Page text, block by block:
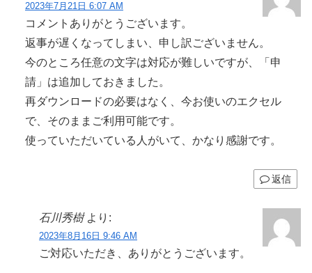
2023年7月21日 6:07 AM
コメントありがとうございます。
返事が遅くなってしまい、申し訳ございません。
今のところ任意の文字は対応が難しいですが、「申
請」は追加しておきました。
再ダウンロードの必要はなく、今お使いのエクセル
で、そのままご利用可能です。
使っていただいている人がいて、かなり感謝です。
返信
石川秀樹 より:
2023年8月16日 9:46 AM
ご対応いただき、ありがとうございます。